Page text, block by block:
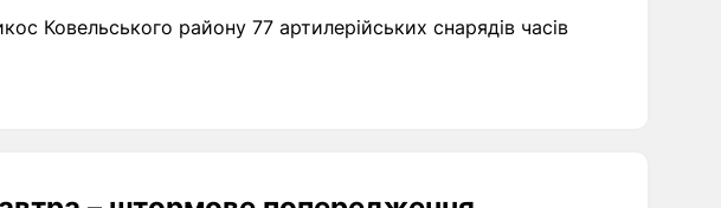
Ковельського району 77 артилерійських снарядів часів